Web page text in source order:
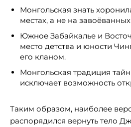
Монгольская знать
местах, а не на
Южное Забайкалье и
место детства и юности
его кланом.
Монгольская традиция
исключает возможность
Таким образом, наиболее
распорядился вернуть тело